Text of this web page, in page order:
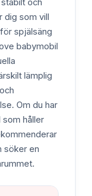
och
dig som vill
spjälsäng
babymobil
lämplig
Om du har
som håller
söker en